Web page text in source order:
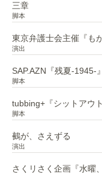
三章
​脚本
東京弁護士会主催『も
演出
SAP.AZN『残夏-1945-』
脚本
tubbing+『シットアウト
脚本
鵺が、さえずる
演出
さくリさく企画『水曜